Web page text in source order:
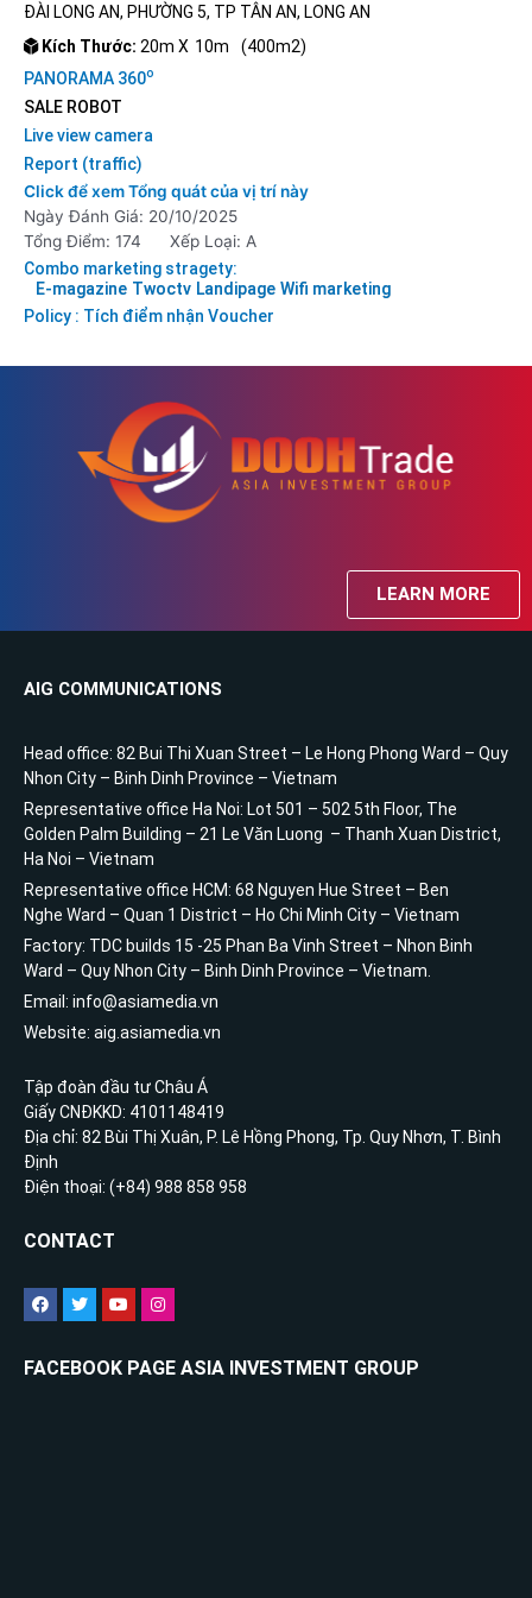
ĐÀI LONG AN, PHƯỜNG 5, TP TÂN AN, LONG AN
Kích Thước: 20m X 10m
(400m2)
PANORAMA 360o
SALE ROBOT
Live view camera
Report (traffic)
Click để xem Tổng quát của vị trí này
Ngày Đánh Giá: 20/10/2025
Tổng Điểm: 174
Xếp Loại: A
Combo marketing stragety:
E-magazine Twoctv Landipage Wifi marketing
Policy : Tích điểm nhận Voucher
LEARN MORE
AIG COMMUNICATIONS
Head office: 82 Bui Thi Xuan Street – Le Hong Phong Ward – Quy
Nhon City – Binh Dinh Province – Vietnam
Representative office Ha Noi: Lot 501 – 502 5th Floor, The
Golden Palm Building – 21 Le Văn Luong – Thanh Xuan District,
Ha Noi – Vietnam
Representative office HCM: 68 Nguyen Hue Street – Ben
Nghe Ward – Quan 1 District – Ho Chi Minh City – Vietnam
Factory: TDC builds 15 -25 Phan Ba Vinh Street – Nhon Binh
Ward – Quy Nhon City – Binh Dinh Province – Vietnam.
Email: info@asiamedia.vn
Website: aig.asiamedia.vn
Tập đoàn đầu tư Châu Á
Giấy CNĐKKD: 4101148419
Địa chỉ: 82 Bùi Thị Xuân, P. Lê Hồng Phong, Tp. Quy Nhơn, T. Bình
Định
Điện thoại: (+84) 988 858 958
CONTACT
FACEBOOK PAGE ASIA INVESTMENT GROUP